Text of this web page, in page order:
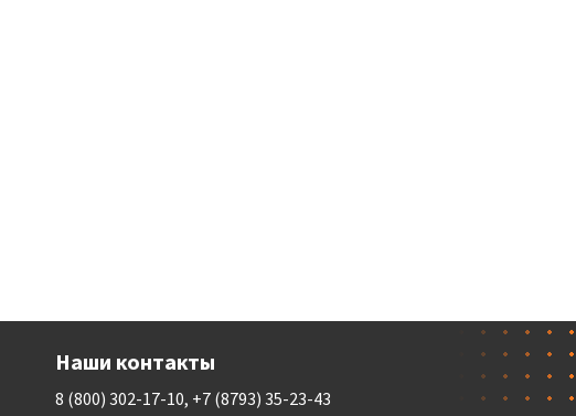
Наши контакты
8 (800) 302-17-10, +7 (8793) 35-23-43